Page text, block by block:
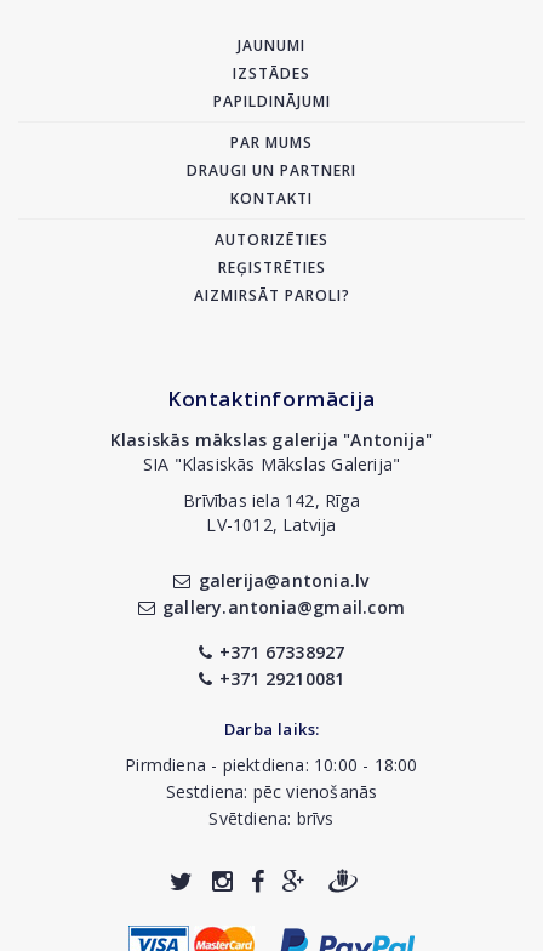
JAUNUMI
IZSTĀDES
PAPILDINĀJUMI
PAR MUMS
DRAUGI UN PARTNERI
KONTAKTI
AUTORIZĒTIES
REĢISTRĒTIES
AIZMIRSĀT PAROLI?
Kontaktinformācija
Klasiskās mākslas galerija "Antonija"
SIA "Klasiskās Mākslas Galerija"
Brīvības iela 142, Rīga
LV-1012, Latvija
galerija@antonia.lv
gallery.antonia@gmail.com
+371 67338927
+371 29210081
Darba laiks:
Pirmdiena - piektdiena: 10:00 - 18:00
Sestdiena: pēc vienošanās
Svētdiena: brīvs